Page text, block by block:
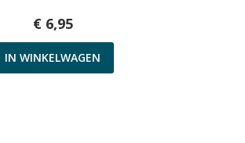
€ 6,95
IN WINKELWAGEN